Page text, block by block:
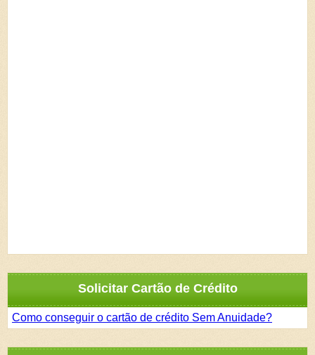
Solicitar Cartão de Crédito
Como conseguir o cartão de crédito Sem Anuidade?